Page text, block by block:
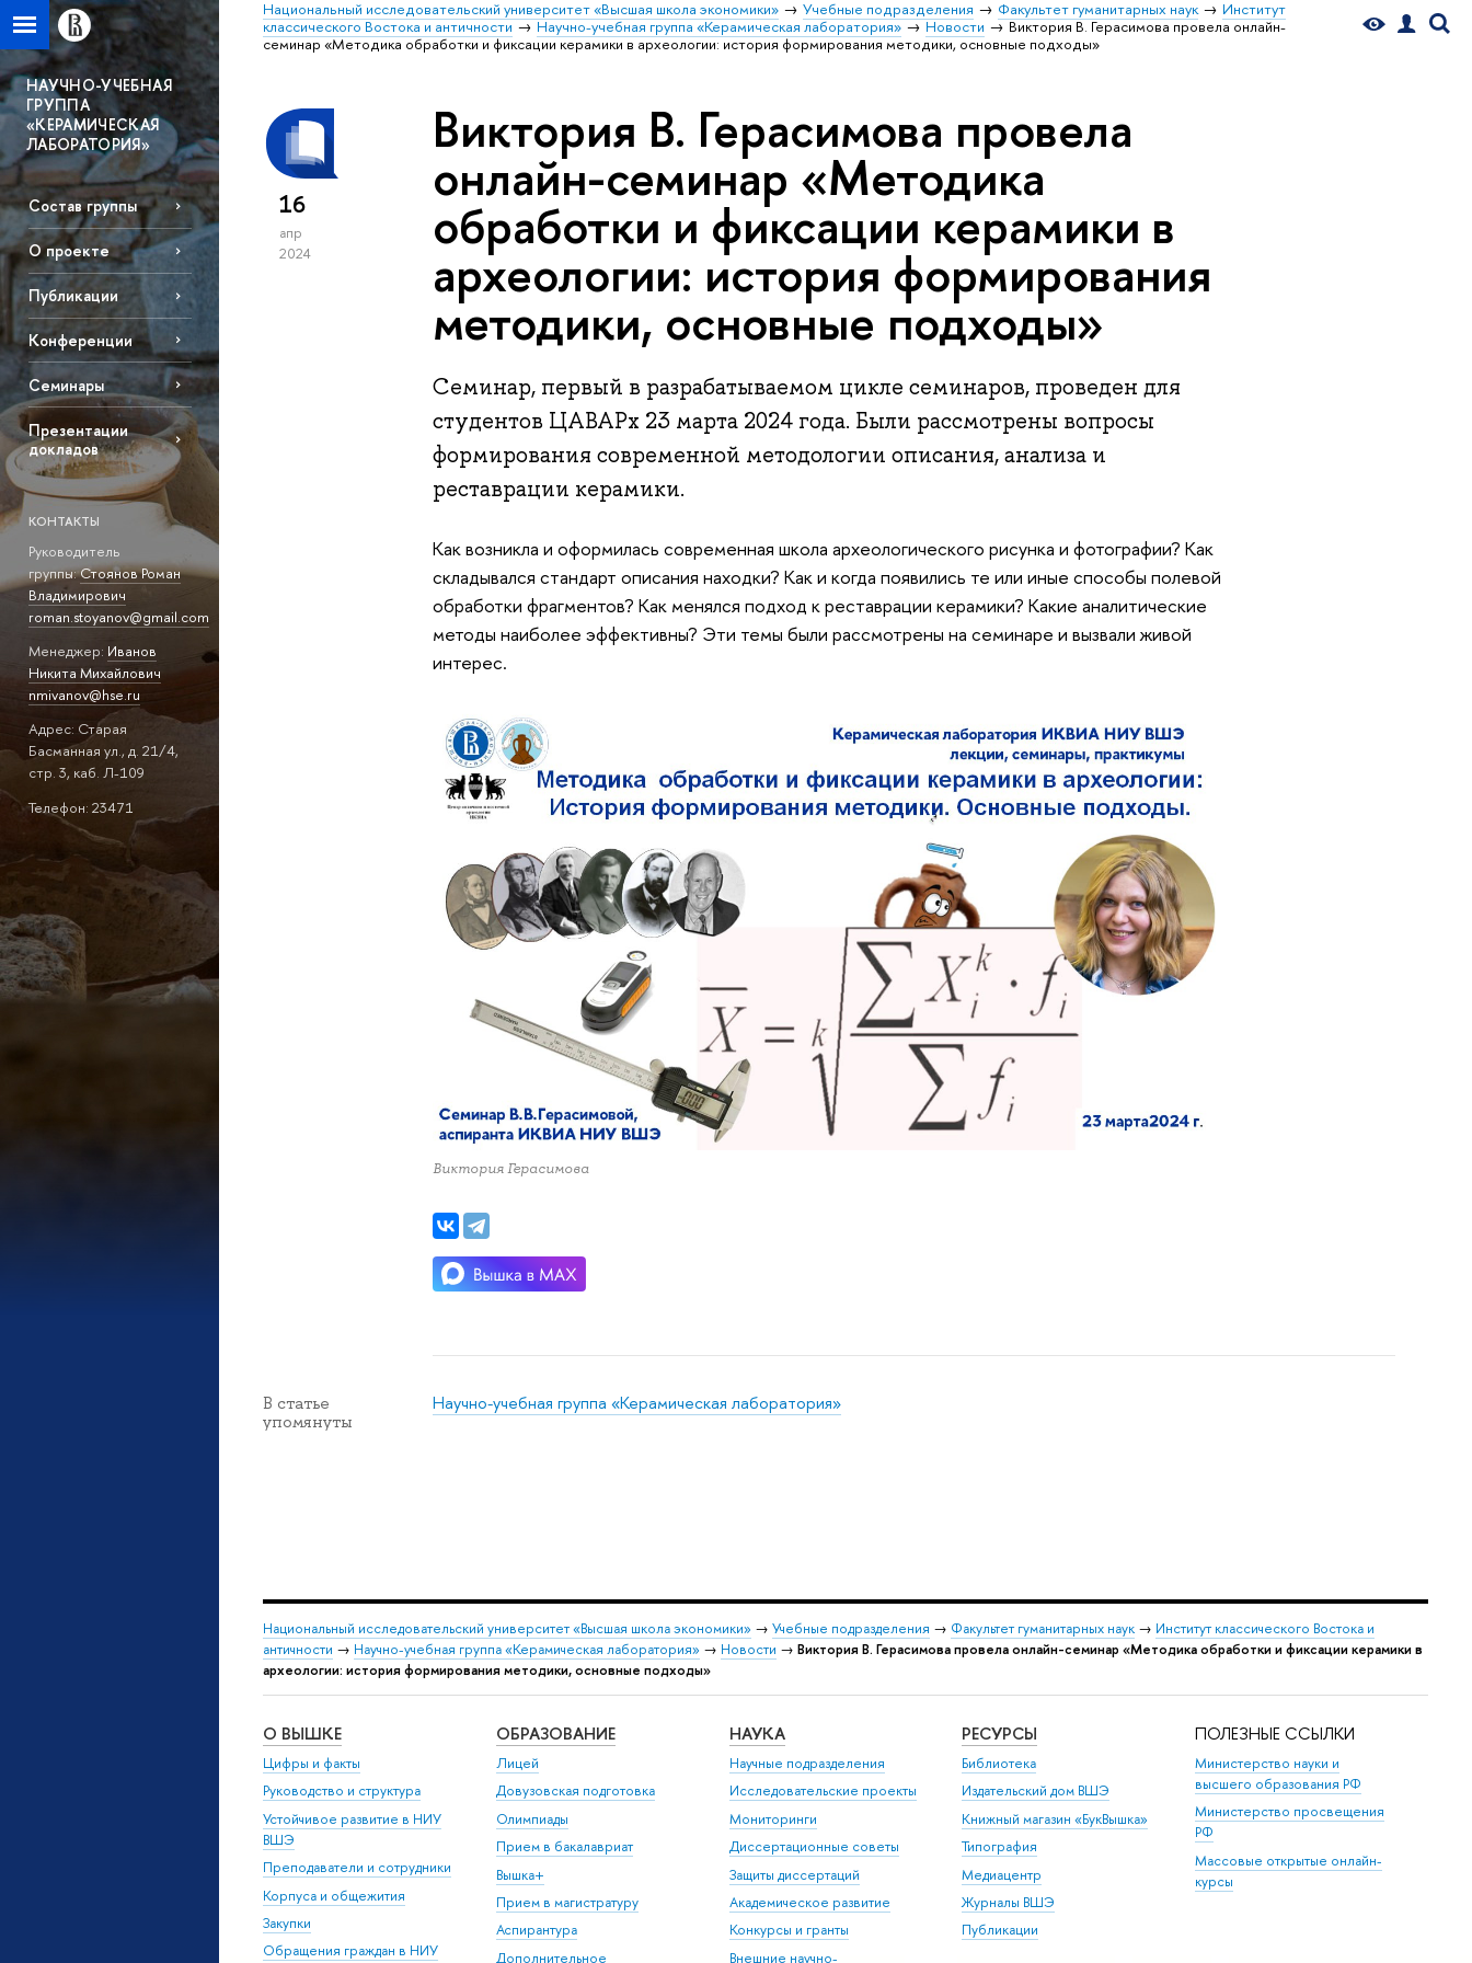
Национальный исследовательский университет «Высшая школа экономики» Учебные подразделения Факультет гуманитарных наук
Институт
классического Востока и античности
Научно-учебная группа «Керамическая лаборатория» Новости
Виктория В. Герасимова провела онлайн-
семинар «Методика обработки и фиксации керамики в археологии: история формирования методики, основные подходы»
НАУЧНО-УЧЕБНАЯ
ГРУППА
«КЕРАМИЧЕСКАЯ
ЛАБОРАТОРИЯ»
Состав группы
О проекте
Публикации
Конференции
Семинары
Презентации
докладов
КОНТАКТЫ
Руководитель
группы:Стоянов Роман
Владимирович
roman.stoyanov@gmail.com
Менеджер: Иванов
Никита Михайлович
nmivanov@hse.ru
Адрес: Старая
Басманная ул., д. 21/4,
стр. 3, каб. Л-109
Телефон: 23471
16
апр
2024
Виктория В. Герасимова провела
онлайн-семинар «Методика
обработки и фиксации керамики в
археологии: история формирования
методики, основные подходы»
Семинар, первый в разрабатываемом цикле семинаров, проведен для
студентов ЦАВАРх 23 марта 2024 года. Были рассмотрены вопросы
формирования современной методологии описания, анализа и
реставрации керамики.
Как возникла и оформилась современная школа археологического рисунка и фотографии? Как
складывался стандарт описания находки? Как и когда появились те или иные способы полевой
обработки фрагментов? Как менялся подход к реставрации керамики? Какие аналитические
методы наиболее эффективны? Эти темы были рассмотрены на семинаре и вызвали живой
интерес.
Виктория Герасимова
В статье
упомянуты
Научно-учебная группа «Керамическая лаборатория»
Национальный исследовательский университет «Высшая школа экономики» → Учебные подразделения → Факультет гуманитарных наук → Институт классического Востока и
античности → Научно-учебная группа «Керамическая лаборатория» → Новости → Виктория В. Герасимова провела онлайн-семинар «Методика обработки и фиксации керамики в
археологии: история формирования методики, основные подходы»
О ВЫШКЕ
Цифры и факты
Руководство и структура
Устойчивое развитие в НИУ
ВШЭ
Преподаватели и сотрудники
Корпуса и общежития
Закупки
Обращения граждан в НИУ
ОБРАЗОВАНИЕ
Лицей
Довузовская подготовка
Олимпиады
Прием в бакалавриат
Вышка+
Прием в магистратуру
Аспирантура
Дополнительное
НАУКА
Научные подразделения
Исследовательские проекты
Мониторинги
Диссертационные советы
Защиты диссертаций
Академическое развитие
Конкурсы и гранты
Внешние научно-
РЕСУРСЫ
Библиотека
Издательский дом ВШЭ
Книжный магазин «БукВышка»
Типография
Медиацентр
Журналы ВШЭ
Публикации
ПОЛЕЗНЫЕ ССЫЛКИ
Министерство науки и
высшего образования РФ
Министерство просвещения
РФ
Массовые открытые онлайн-
курсы